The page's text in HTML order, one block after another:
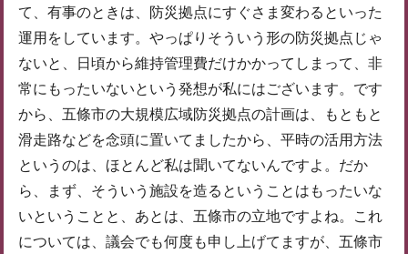
て、有事のときは、防災拠点にすぐさま変わるといった
運用をしています。やっぱりそういう形の防災拠点じゃ
ないと、日頃から維持管理費だけかかってしまって、非
常にもったいないという発想が私にはございます。です
から、五條市の大規模広域防災拠点の計画は、もともと
滑走路などを念頭に置いてましたから、平時の活用方法
というのは、ほとんど私は聞いてないんですよ。だか
ら、まず、そういう施設を造るということはもったいな
いということと、あとは、五條市の立地ですよね。これ
については、議会でも何度も申し上げてますが、五條市